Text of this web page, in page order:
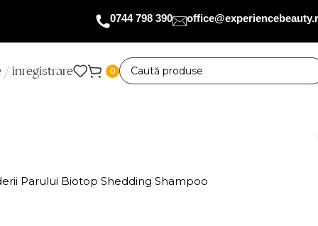
0744 798 390
/ înregistrare 0
Parului Biotop Shedding Shampoo